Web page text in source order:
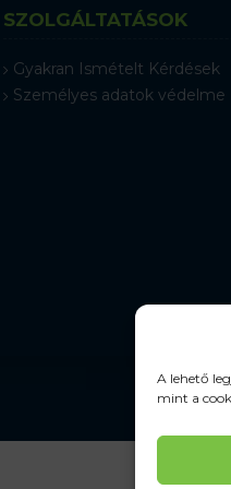
A lehető
mint a
SZOLGÁLTATÁSOK
Gyakran Ismételt Kérdések
Személyes adatok védelme